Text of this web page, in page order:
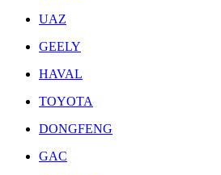
UAZ
GEELY
HAVAL
TOYOTA
DONGFENG
GAC